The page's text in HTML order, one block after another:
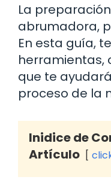
La
abrumadora,
En esta guía,
herramientas,
que te
proceso de la
Inidice de
Artículo